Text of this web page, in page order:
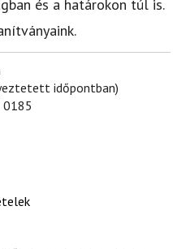
és a határokon túl is.
időpontban)